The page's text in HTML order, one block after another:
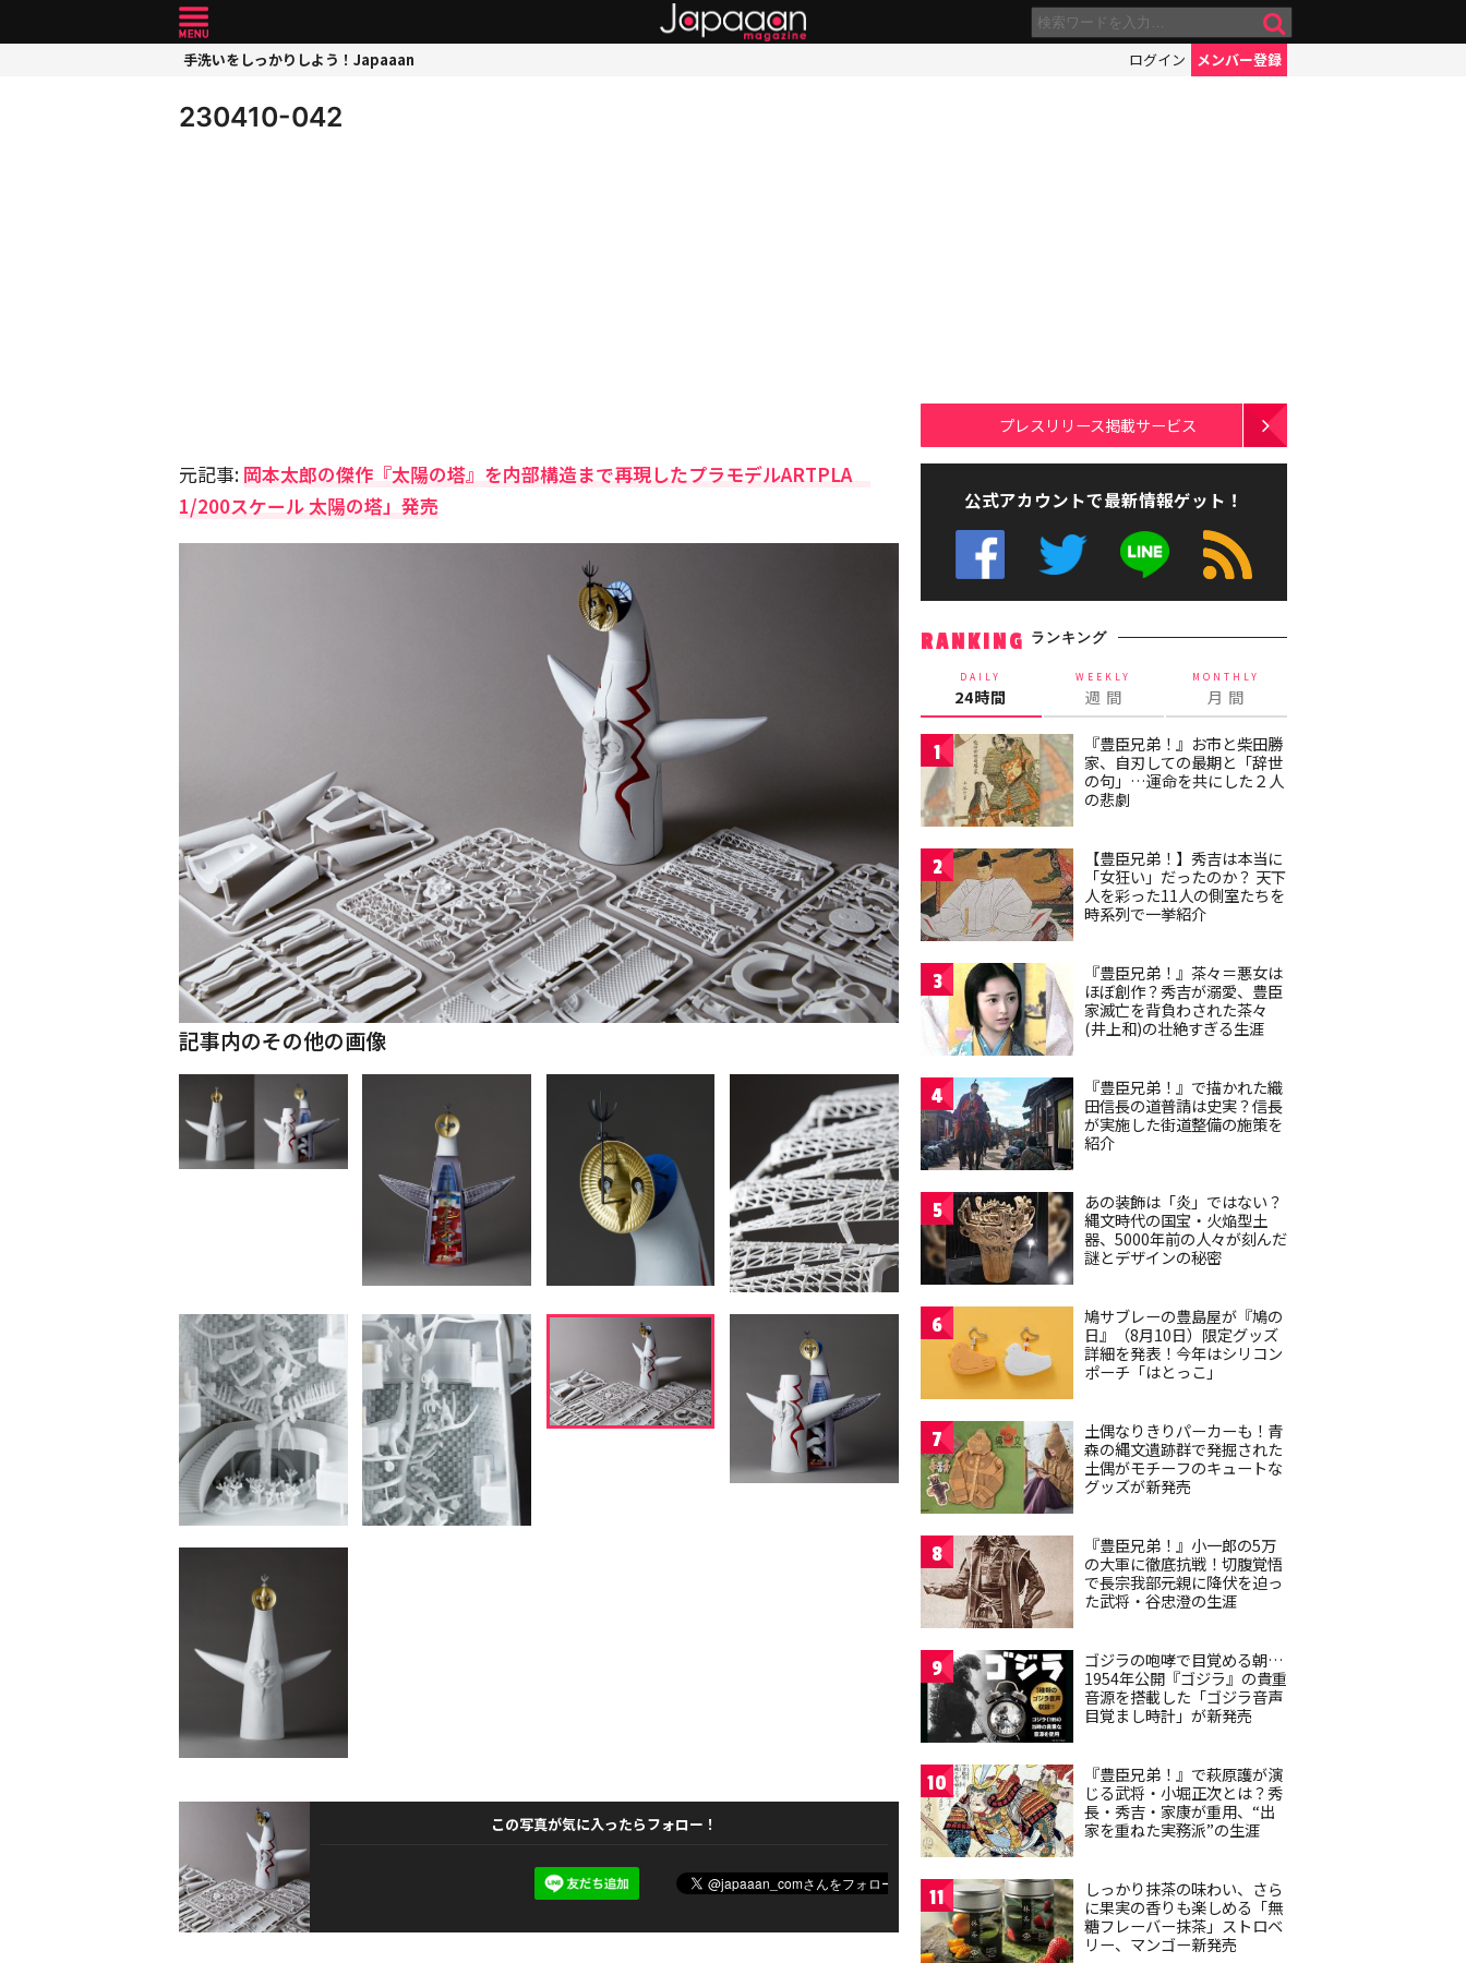
手洗いをしっかりしよう！Japaaan ログイン メンバー登録
230410-042
元記事: 岡本太郎の傑作『太陽の塔』を内部構造まで再現したプラモデルARTPLA
1/200スケール 太陽の塔」発売
記事内のその他の画像
この写真が気に入ったらフォロー！
プレスリリース掲載サービス
公式アカウントで最新情報ゲット！
RANKING ランキング
DAILY
24時間
WEEKLY
週 間
MONTHLY
月 間
1
『豊臣兄弟！』お市と柴田勝
家、自刃しての最期と「辞世
の句」…運命を共にした２人
の悲劇
2
【豊臣兄弟！】秀吉は本当に
「女狂い」だったのか？ 天下
人を彩った11人の側室たちを
時系列で一挙紹介
3
『豊臣兄弟！』茶々＝悪女は
ほぼ創作？秀吉が溺愛、豊臣
家滅亡を背負わされた茶々
(井上和)の壮絶すぎる生涯
4
『豊臣兄弟！』で描かれた織
田信長の道普請は史実？信長
が実施した街道整備の施策を
紹介
5
あの装飾は「炎」ではない？
縄文時代の国宝・火焔型土
器、5000年前の人々が刻んだ
謎とデザインの秘密
6
鳩サブレーの豊島屋が『鳩の
日』（8月10日）限定グッズ
詳細を発表！今年はシリコン
ポーチ「はとっこ」
7
土偶なりきりパーカーも！青
森の縄文遺跡群で発掘された
土偶がモチーフのキュートな
グッズが新発売
8
『豊臣兄弟！』小一郎の5万
の大軍に徹底抗戦！切腹覚悟
で長宗我部元親に降伏を迫っ
た武将・谷忠澄の生涯
9
ゴジラの咆哮で目覚める朝…
1954年公開『ゴジラ』の貴重
音源を搭載した「ゴジラ音声
目覚まし時計」が新発売
10
『豊臣兄弟！』で萩原護が演
じる武将・小堀正次とは？秀
長・秀吉・家康が重用、“出
家を重ねた実務派”の生涯
11
しっかり抹茶の味わい、さら
に果実の香りも楽しめる「無
糖フレーバー抹茶」ストロベ
リー、マンゴー新発売